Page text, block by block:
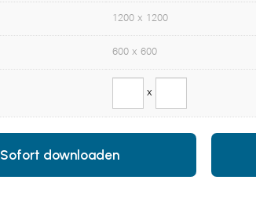
1200 x 1200
600 x 600
x
Sofort downloaden